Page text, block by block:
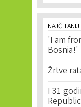
'I am
Bosnia!'
Žrtve
I 31